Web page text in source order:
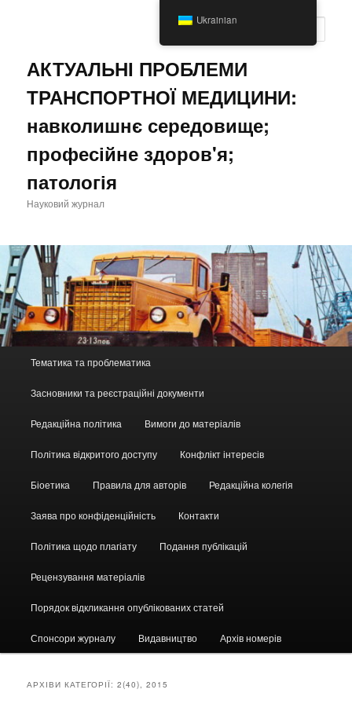
АКТУАЛЬНІ ПРОБЛЕМИ
ТРАНСПОРТНОЇ МЕДИЦИНИ:
навколишнє середовище;
професійне здоров'я;
патологія
Науковий журнал
Тематика та проблематика
Засновники та реєстраційні документи
Редакційна політика Вимоги до матеріалів
Політика відкритого доступу Конфлікт інтересів
Біоетика Правила для авторів Редакційна колегія
Заява про конфіденційність Контакти
Політика щодо плагіату Подання публікацій
Рецензування матеріалів
Порядок відкликання опублікованих статей
Спонсори журналу Видавництво Архів номерів
АРХІВИ КАТЕГОРІЇ:2(40), 2015
Ukrainian